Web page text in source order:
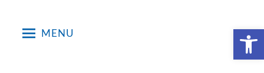
Open toolbar
MENU